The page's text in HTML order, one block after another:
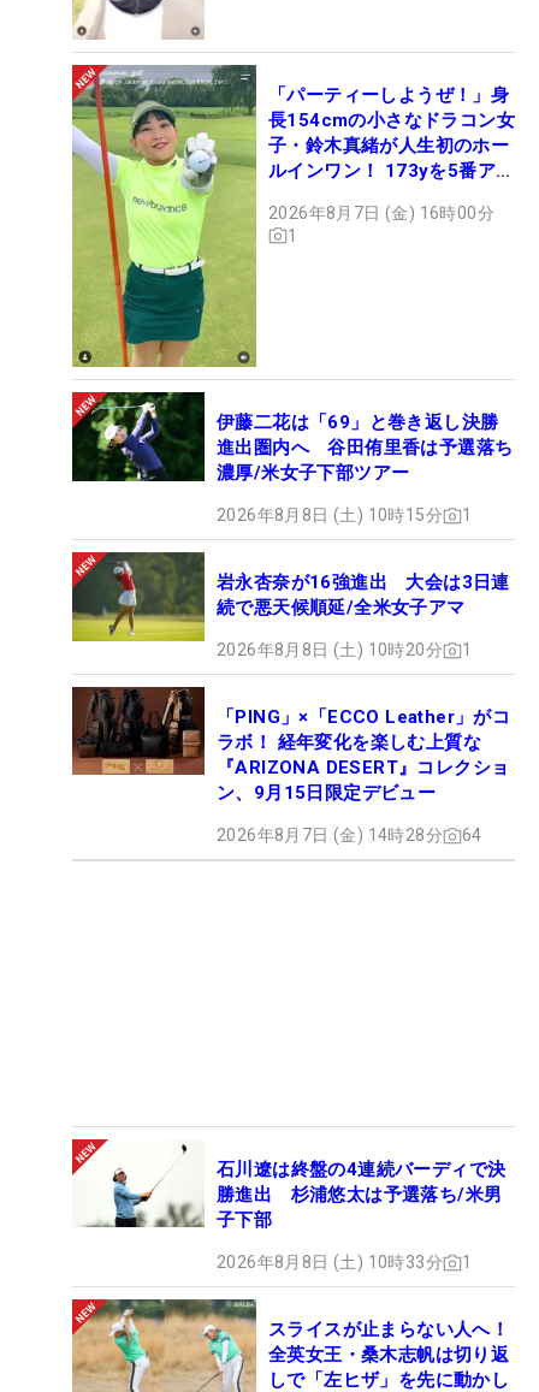
「パーティーしようぜ！」身
長154cmの小さなドラコン女
子・鈴木真緒が人生初のホー
ルインワン！ 173yを5番アイ
2026年8月7日 (金) 16時00分
1
伊藤二花は「69」と巻き返し決勝
進出圏内へ 谷田侑里香は予選落ち
濃厚/米女子下部ツアー
2026年8月8日 (土) 10時15分 1
岩永杏奈が16強進出 大会は3日連
続で悪天候順延/全米女子アマ
2026年8月8日 (土) 10時20分 1
「PING」×「ECCO Leather」がコ
ラボ！ 経年変化を楽しむ上質な
『ARIZONA DESERT』コレクショ
ン、9月15日限定デビュー
2026年8月7日 (金) 14時28分 64
石川遼は終盤の4連続バーディで決
勝進出 杉浦悠太は予選落ち/米男
子下部
2026年8月8日 (土) 10時33分 1
スライスが止まらない人へ！
全英女王・桑木志帆は切り返
しで「左ヒザ」を先に動かし